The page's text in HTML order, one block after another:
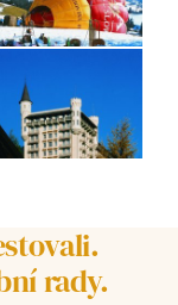
rady.